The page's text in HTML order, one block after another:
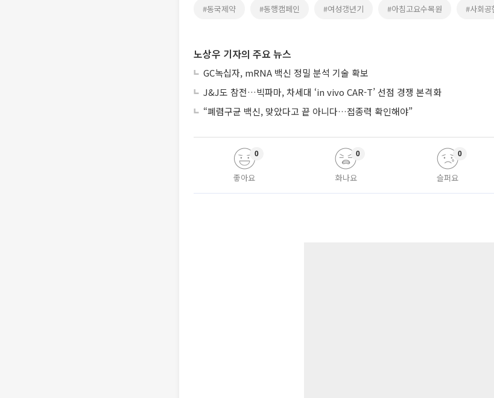
#동국제약 #동행캠페인 #여성갱년기 #아침고요수목원 #사회공
노상우 기자의 주요 뉴스
GC녹십자, mRNA 백신 정밀 분석 기술 확보
J&J도 참전…빅파마, 차세대 ‘in vivo CAR-T’ 선점 경쟁 본격화
“폐렴구균 백신, 맞았다고 끝 아니다…접종력 확인해야”
좋아요
0
화나요
0
슬퍼요
0